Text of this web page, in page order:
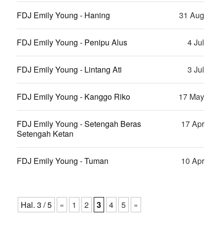
FDJ Emily Young - Haning 31 Aug
FDJ Emily Young - Penipu Alus 4 Jul
FDJ Emily Young - Lintang Ati 3 Jul
FDJ Emily Young - Kanggo Riko 17 May
FDJ Emily Young - Setengah Beras
Setengah Ketan
17 Apr
FDJ Emily Young - Tuman 10 Apr
Hal. 3 / 5 « 1 2 3 4 5 »